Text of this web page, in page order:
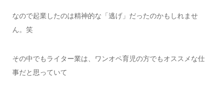
なので起業したのは精神的な「逃げ」だったのかもしれませ
ん。笑
その中でもライター業は、ワンオペ育児の方でもオススメな仕
事だと思っていて